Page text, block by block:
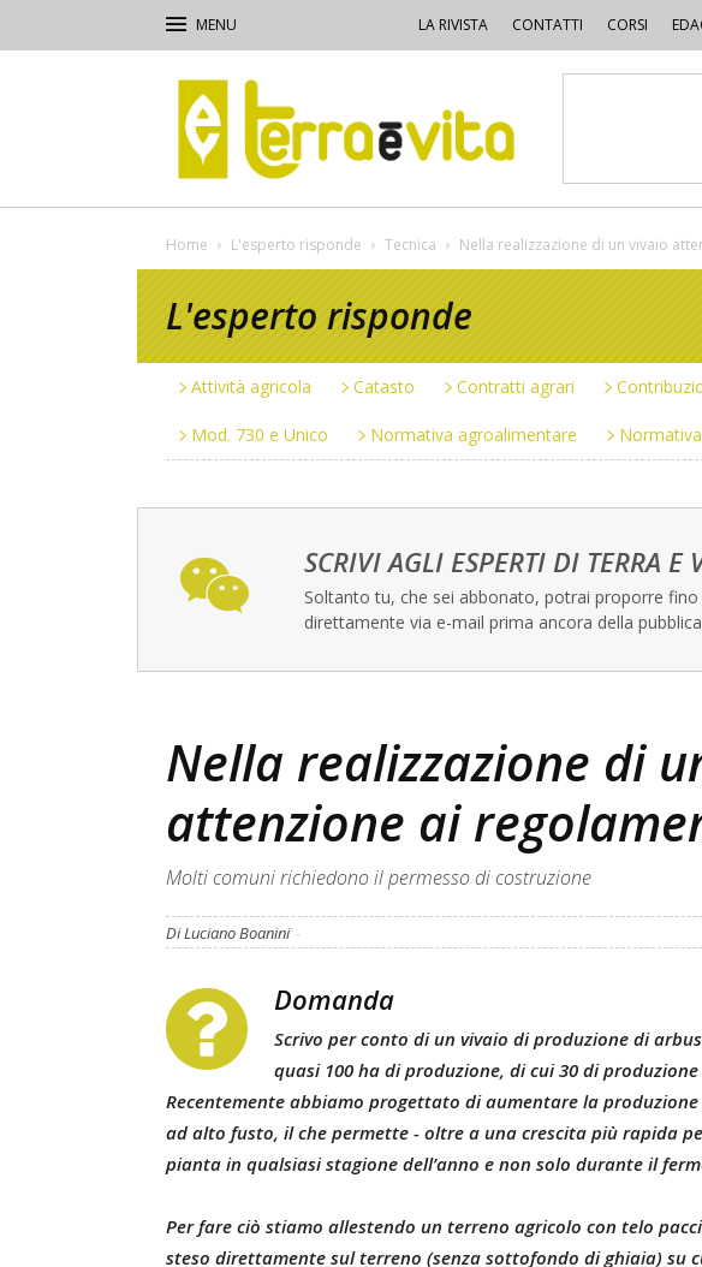
LA RIVISTA CONTATTI CORSI
Terra
e
Vita
Home L'esperto risponde Tecnica Nella realizzazione di un vivaio
L'esperto risponde
Attività agricola Catasto Contratti agrari
Mod. 730 e Unico Normativa agroalimentare
SCRIVI AGLI ESPERTI DI TERRA E
Soltanto tu, che sei abbonato, potrai proporre
direttamente via e-mail prima ancora della
Nella realizzazione di
attenzione ai
Molti comuni richiedono il permesso di costruzione
Di Luciano Boanini -
Domanda
Scrivo per conto di un vivaio di produzione di
quasi 100 ha di produzione, di cui 30 di
Recentemente abbiamo progettato di aumentare la
ad alto fusto, il che permette - oltre a una crescita più rapida
pianta in qualsiasi stagione dell’anno e non solo durante il
Per fare ciò stiamo allestendo un terreno agricolo con telo
steso direttamente sul terreno (senza sottofondo di ghiaia) su